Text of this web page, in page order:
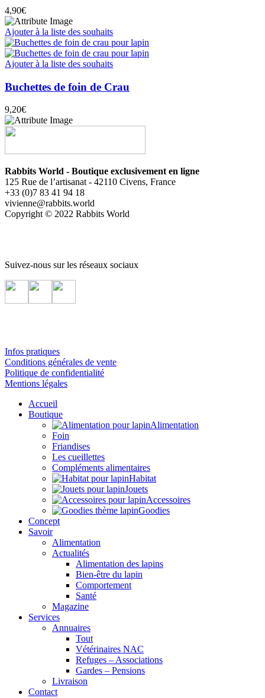
4,90€
Ajouter à la liste des souhaits
Ajouter à la liste des souhaits
Buchettes de foin de Crau
9,20€
Rabbits World - Boutique exclusivement en ligne
125 Rue de l’artisanat - 42110 Civens, France
+33 (0)7 83 41 94 18
vivienne@rabbits.world
Copyright © 2022 Rabbits World
Suivez-nous sur les réseaux sociaux
Infos pratiques
Conditions générales de vente
Politique de confidentialité
Mentions légales
Accueil
Boutique
Alimentation
Foin
Friandises
Les cueillettes
Compléments alimentaires
Habitat
Jouets
Accessoires
Goodies
Concept
Savoir
Alimentation
Actualités
Alimentation des lapins
Bien-être du lapin
Comportement
Santé
Magazine
Services
Annuaires
Tout
Vétérinaires NAC
Refuges – Associations
Gardes – Pensions
Livraison
Contact